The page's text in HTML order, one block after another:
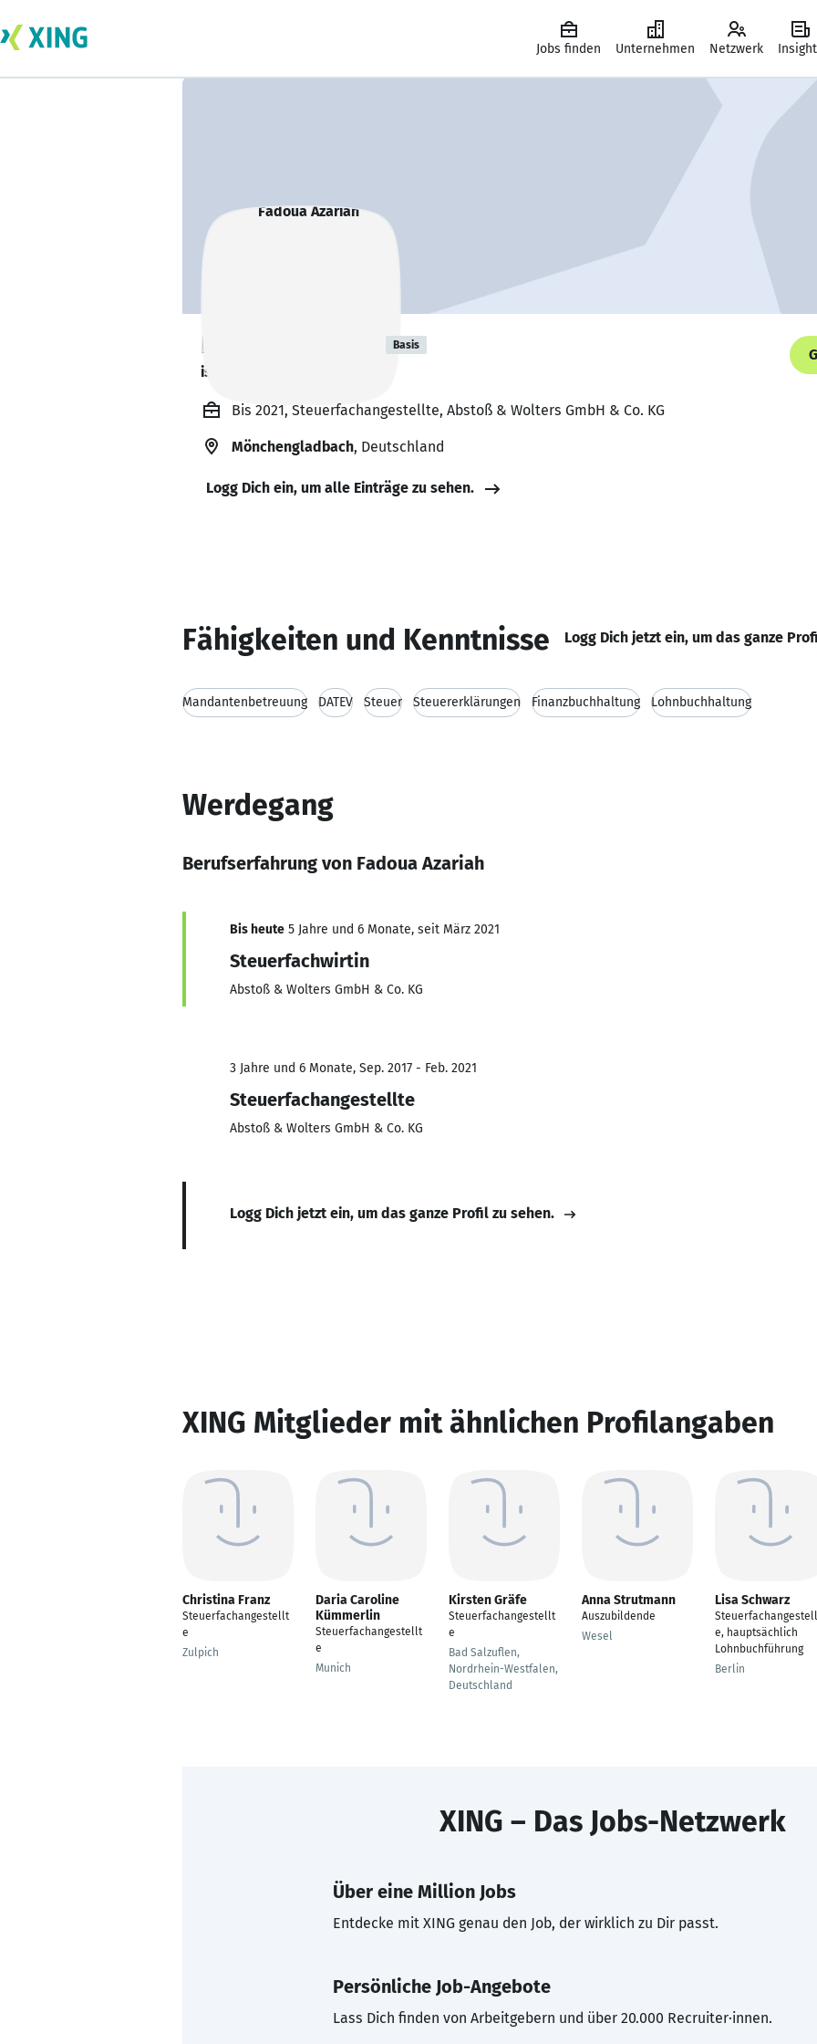
Jobs finden Unternehmen Netzwerk
Fadoua Azariah Basis
ist in Elternzeit. 👶
Bis 2021, Steuerfachangestellte, Abstoß & Wolters GmbH & Co. KG
Mönchengladbach, Deutschland
Logg Dich ein, um alle Einträge zu sehen.
Fähigkeiten und Kenntnisse Logg Dich jetzt ein, um das ganze
Mandantenbetreuung DATEV Steuer Steuererklärungen Finanzbuchhaltung Lohnbuchhaltung
Werdegang
Berufserfahrung von Fadoua Azariah
Bis heute 5 Jahre und 6 Monate, seit März 2021
Steuerfachwirtin
Abstoß & Wolters GmbH & Co. KG
3 Jahre und 6 Monate, Sep. 2017 - Feb. 2021
Steuerfachangestellte
Abstoß & Wolters GmbH & Co. KG
Logg Dich jetzt ein, um das ganze Profil zu sehen.
XING Mitglieder mit ähnlichen Profilangaben
Christina Franz
Steuerfachangestellt
e
Zulpich
Daria Caroline
Kümmerlin
Steuerfachangestellt
e
Munich
Kirsten Gräfe
Steuerfachangestellt
e
Bad Salzuflen,
Nordrhein-Westfalen,
Deutschland
Anna Strutmann
Auszubildende
Wesel
Lisa Schwarz
e, hauptsächlich
Lohnbuchführung
Berlin
XING – Das Jobs-Netzwerk
Über eine Million Jobs
Entdecke mit XING genau den Job, der wirklich zu Dir passt.
Persönliche Job-Angebote
Lass Dich finden von Arbeitgebern und über 20.000 Recruiter·innen.